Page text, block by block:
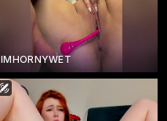
IMHORNYWET